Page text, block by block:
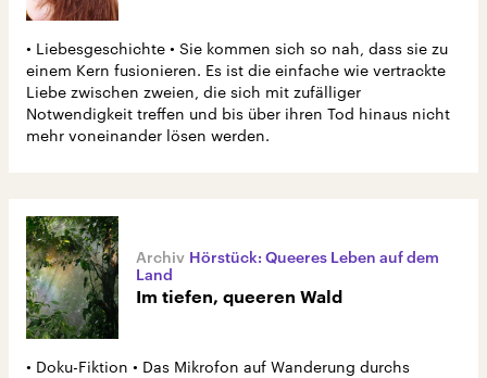
• Liebesgeschichte • Sie kommen sich so nah, dass sie zu
einem Kern fusionieren. Es ist die einfache wie vertrackte
Liebe zwischen zweien, die sich mit zufälliger
Notwendigkeit treffen und bis über ihren Tod hinaus nicht
mehr voneinander lösen werden.
Hörstück: Queeres Leben auf dem
Land
Im tiefen, queeren Wald
• Doku-Fiktion • Das Mikrofon auf Wanderung durchs